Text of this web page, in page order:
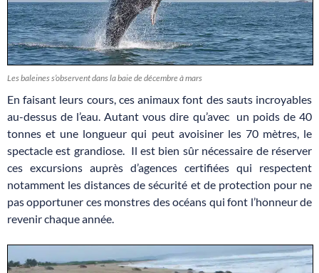
Les baleines s’observent dans la baie de décembre à mars
En faisant leurs cours, ces animaux font des sauts incroyables
au-dessus de l’eau. Autant vous dire qu’avec un poids de 40
tonnes et une longueur qui peut avoisiner les 70 mètres, le
spectacle est grandiose. Il est bien sûr nécessaire de réserver
ces excursions auprès d’agences certifiées qui respectent
notamment les distances de sécurité et de protection pour ne
pas opportuner ces monstres des océans qui font l’honneur de
revenir chaque année.